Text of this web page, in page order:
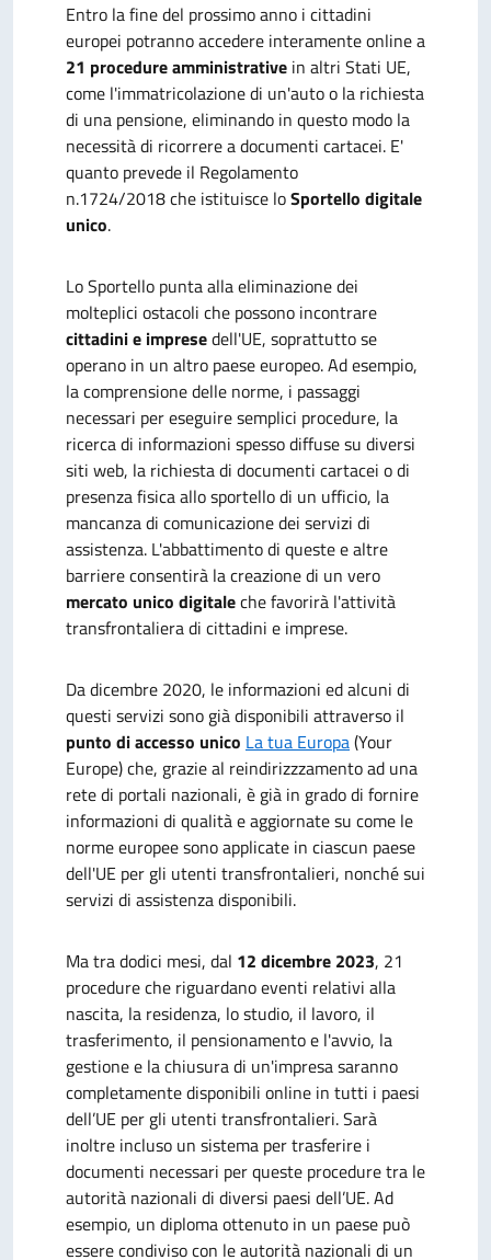
Entro la fine del prossimo anno i cittadini
europei potranno accedere interamente online a
21 procedure amministrative in altri Stati UE,
come l'immatricolazione di un'auto o la richiesta
di una pensione, eliminando in questo modo la
necessità di ricorrere a documenti cartacei. E'
quanto prevede il Regolamento
n.1724/2018che istituisce loSportello digitale
unico.
Lo Sportello punta alla eliminazione dei
molteplici ostacoli che possono incontrare
cittadini e impresedell'UE, soprattutto se
operano in un altro paese europeo. Ad esempio,
la comprensione delle norme, i passaggi
necessari per eseguire semplici procedure, la
ricerca di informazioni spesso diffuse su diversi
siti web, la richiesta di documenti cartacei o di
presenza fisica allo sportello di un ufficio, la
mancanza di comunicazione dei servizi di
assistenza. L'abbattimento di queste e altre
barriere consentirà la creazione di un vero
mercato unico digitaleche favorirà l'attività
transfrontaliera di cittadini e imprese.
Da dicembre 2020, le informazioni ed alcuni di
questi servizi sono già disponibili attraverso il
punto di accesso unico La tua Europa(Your
Europe) che, grazie al reindirizzzamento ad una
rete di portali nazionali, è già in grado di fornire
informazioni di qualità e aggiornate su come le
norme europee sono applicate in ciascun paese
dell'UE per gli utenti transfrontalieri, nonché sui
servizi di assistenza disponibili.
Ma tra dodici mesi, dal 12 dicembre 2023, 21
procedure che riguardano eventi relativi alla
nascita, la residenza, lo studio, il lavoro, il
trasferimento, il pensionamento e l'avvio, la
gestione e la chiusura di un'impresa saranno
completamente disponibili online in tutti i paesi
dell’UE per gli utenti transfrontalieri. Sarà
inoltre incluso un sistema per trasferire i
documenti necessari per queste procedure tra le
autorità nazionali di diversi paesi dell’UE. Ad
esempio, un diploma ottenuto in un paese può
essere condiviso con le autorità nazionali di un